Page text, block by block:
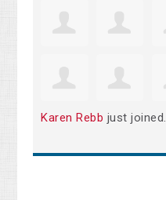
Karen Rebb just joined.